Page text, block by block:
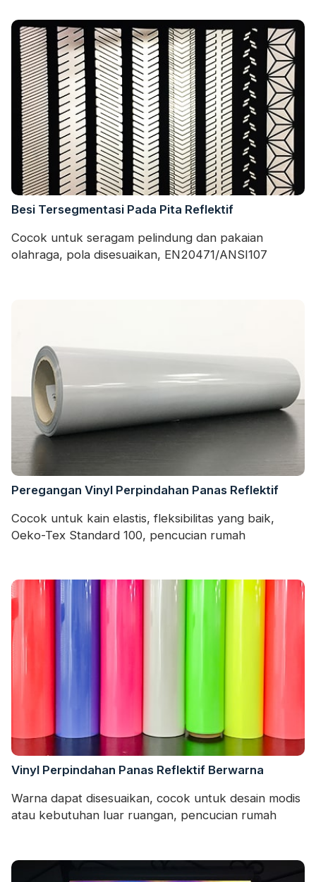
Besi Tersegmentasi Pada Pita Reflektif
Cocok untuk seragam pelindung dan pakaian
olahraga, pola disesuaikan, EN20471/ANSI107
Peregangan Vinyl Perpindahan Panas Reflektif
Cocok untuk kain elastis, fleksibilitas yang baik,
Oeko-Tex Standard 100, pencucian rumah
Vinyl Perpindahan Panas Reflektif Berwarna
Warna dapat disesuaikan, cocok untuk desain modis
atau kebutuhan luar ruangan, pencucian rumah